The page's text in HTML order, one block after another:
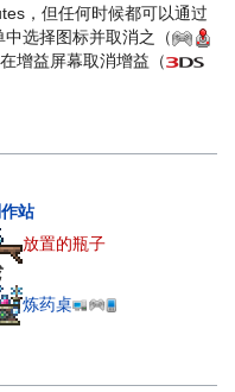
，但任何时候都可以通过
选择图标并取消之（
增益屏幕取消增益（
站
放置的瓶子
炼药桌